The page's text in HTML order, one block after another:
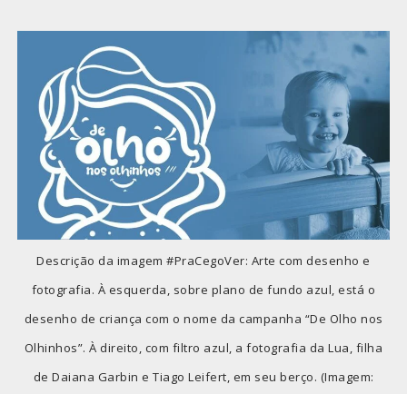
Descrição da imagem #PraCegoVer: Arte com desenho e
fotografia. À esquerda, sobre plano de fundo azul, está o
desenho de criança com o nome da campanha “De Olho nos
Olhinhos”. À direito, com filtro azul, a fotografia da Lua, filha
de Daiana Garbin e Tiago Leifert, em seu berço. (Imagem: